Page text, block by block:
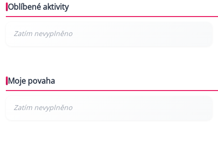
Oblíbené aktivity
Moje povaha